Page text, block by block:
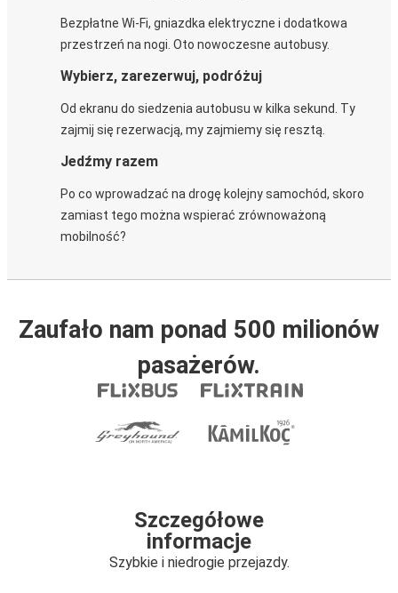
Bezpłatne Wi-Fi, gniazdka elektryczne i dodatkowa
przestrzeń na nogi. Oto nowoczesne autobusy.
Wybierz, zarezerwuj, podróżuj
Od ekranu do siedzenia autobusu w kilka sekund. Ty
zajmij się rezerwacją, my zajmiemy się resztą.
Jedźmy razem
Po co wprowadzać na drogę kolejny samochód, skoro
zamiast tego można wspierać zrównoważoną
mobilność?
Zaufało nam ponad 500 milionów
pasażerów.
Szczegółowe
informacje
Szybkie i niedrogie przejazdy.